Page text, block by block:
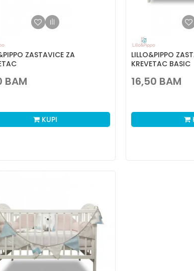
ZASTAVICE ZA
BAM
KUPI
LILLO&PIPPO
KREVETAC BASIC
16,50 BAM